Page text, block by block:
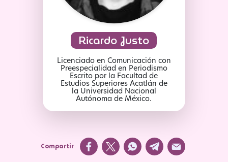
Compartir
Ricardo Justo
Licenciado en Comunicación con
Preespecialidad en Periodismo
Escrito por la Facultad de
Estudios Superiores Acatlán de
la Universidad Nacional
Autónoma de México.